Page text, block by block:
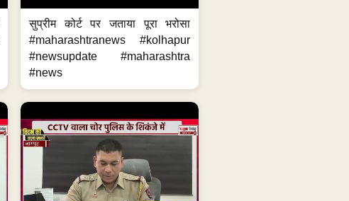
सुप्रीम कोर्ट पर जताया पूरा भरोसा
#maharashtranews #kolhapur
#newsupdate #maharashtra
#news